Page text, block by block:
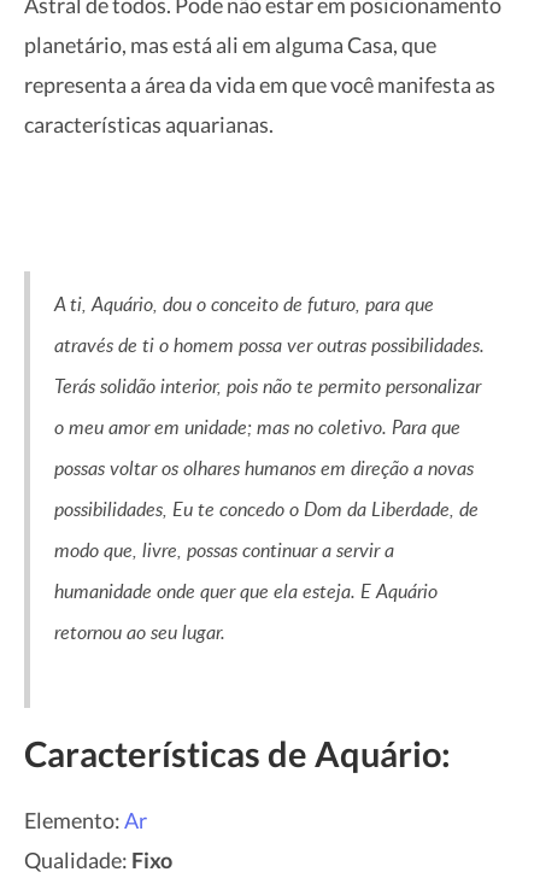
planetário, mas está ali em alguma Casa, que
representa a área da vida em que você manifesta as
características aquarianas.
A ti, Aquário, dou o conceito de futuro, para que
através de ti o homem possa ver outras possibilidades.
Terás solidão interior, pois não te permito personalizar
o meu amor em unidade; mas no coletivo. Para que
possas voltar os olhares humanos em direção a novas
possibilidades, Eu te concedo o Dom da Liberdade, de
modo que, livre, possas continuar a servir a
humanidade onde quer que ela esteja. E Aquário
retornou ao seu lugar.
Características de Aquário:
Elemento:Ar
Qualidade: Fixo